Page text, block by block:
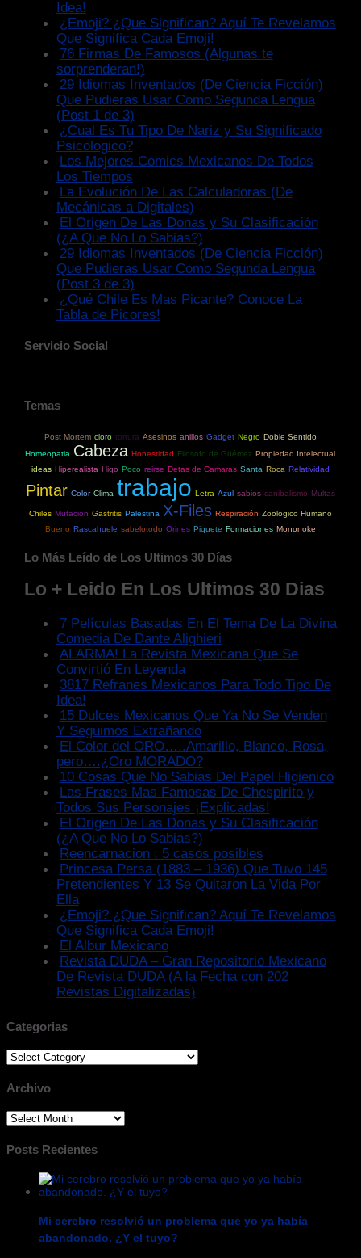
Idea!
¿Emoji? ¿Que Significan? Aquí Te Revelamos
Que Significa Cada Emoji!
76 Firmas De Famosos (Algunas te
sorprenderan!)
29 Idiomas Inventados (De Ciencia Ficción)
Que Pudieras Usar Como Segunda Lengua
(Post 1 de 3)
¿Cual Es Tu Tipo De Nariz y Su Significado
Psicologico?
Los Mejores Comics Mexicanos De Todos
Los Tiempos
La Evolución De Las Calculadoras (De
Mecánicas a Digitales)
El Origen De Las Donas y Su Clasificación
(¿A Que No Lo Sabias?)
29 Idiomas Inventados (De Ciencia Ficción)
Que Pudieras Usar Como Segunda Lengua
(Post 3 de 3)
¿Qué Chile Es Mas Picante? Conoce La
Tabla de Picores!
Servicio Social
Temas
Post Mortem cloro tortura Asesinos anillos Gadget Negro Doble Sentido
Homeopatia Cabeza Honestidad Filosofo de Güémez Propiedad Intelectual
ideas Hiperealista Higo Poco reirse Detas de Camaras Santa Roca Relatividad
Pintar Color Clima trabajo Letra Azul sabios canibalismo Multas
Chiles Mutacion Gastritis Palestina X-Files Respiración Zoologico Humano
Bueno Rascahuele sabelotodo Orines Piquete Formaciones Mononoke
Lo Más Leído de Los Ultimos 30 Días
Lo + Leido En Los Ultimos 30 Dias
7 Películas Basadas En El Tema De La Divina
Comedia De Dante Alighieri
ALARMA! La Revista Mexicana Que Se
Convirtió En Leyenda
3817 Refranes Mexicanos Para Todo Tipo De
Idea!
15 Dulces Mexicanos Que Ya No Se Venden
Y Seguimos Extrañando
El Color del ORO…..Amarillo, Blanco, Rosa,
pero….¿Oro MORADO?
10 Cosas Que No Sabias Del Papel Higienico
Las Frases Mas Famosas De Chespirito y
Todos Sus Personajes ¡Explicadas!
El Origen De Las Donas y Su Clasificación
(¿A Que No Lo Sabias?)
Reencarnacion : 5 casos posibles
Princesa Persa (1883 – 1936) Que Tuvo 145
Pretendientes Y 13 Se Quitaron La Vida Por
Ella
¿Emoji? ¿Que Significan? Aquí Te Revelamos
Que Significa Cada Emoji!
El Albur Mexicano
Revista DUDA – Gran Repositorio Mexicano
De Revista DUDA (A la Fecha con 202
Revistas Digitalizadas)
Categorias
Categorias
Archivo
Archivo
Posts Recientes
Mi cerebro resolvió un problema que yo ya había
abandonado. ¿Y el tuyo?